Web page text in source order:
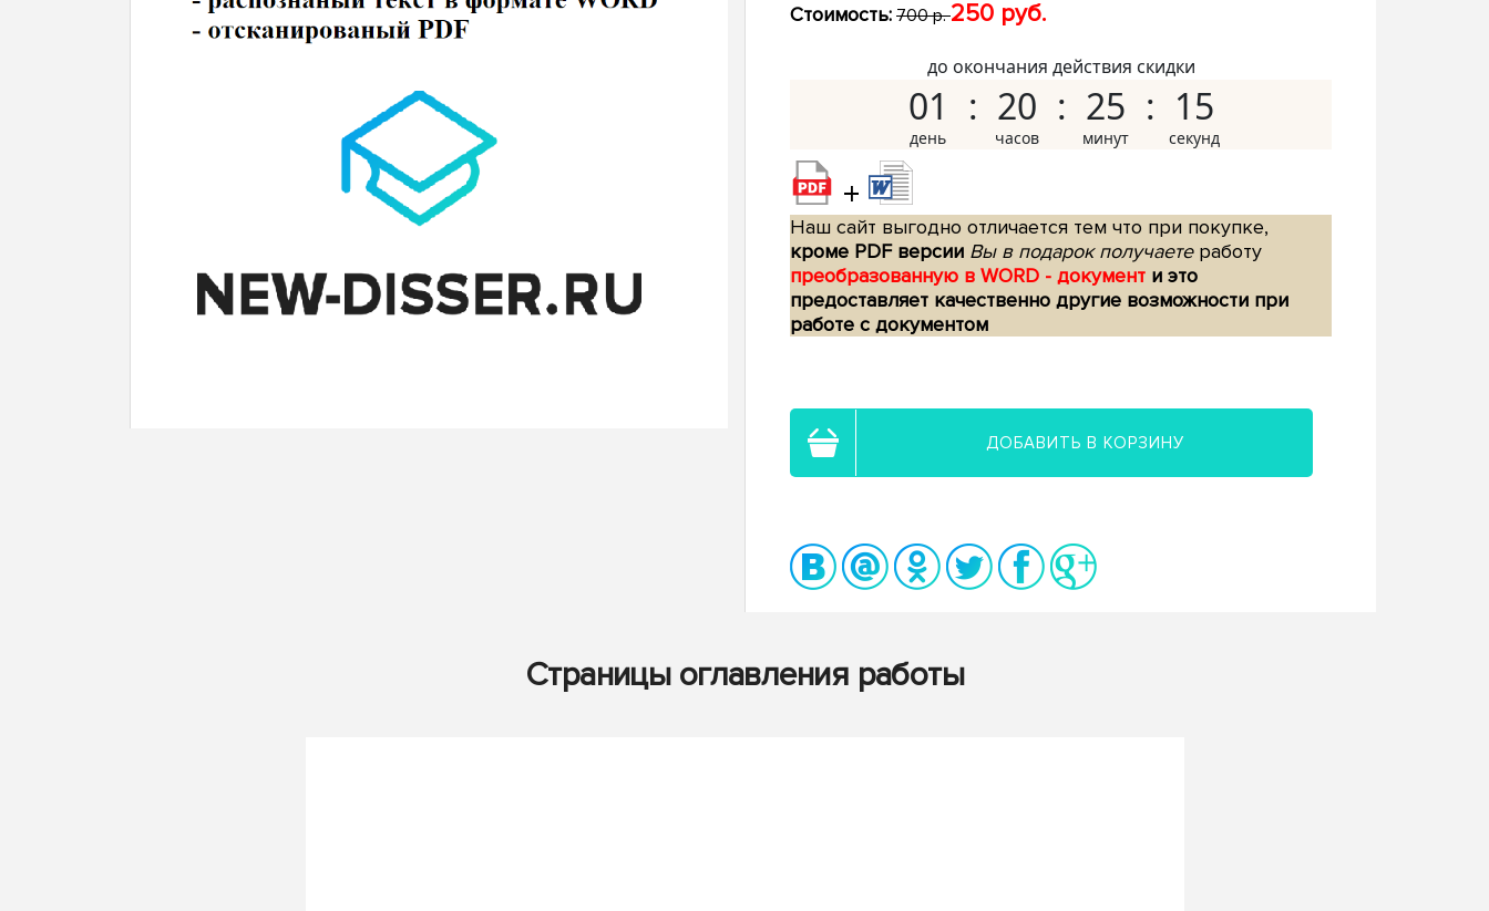
Стоимость: 700 р.250 руб.
до окончания действия скидки
01 20 25 14
+
Наш сайт выгодно отличается тем что при покупке,
кроме PDF версии Вы в подарок получаетеработу
преобразованную в WORD - документ и это
предоставляет качественно другие возможности при
работе с документом
ДОБАВИТЬ В КОРЗИНУ
Страницы оглавления работы